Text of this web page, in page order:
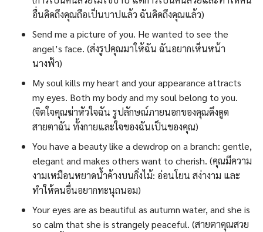
อื่นคิดถึงคุณถือเป็นบาปแล้ว ฉันคิดถึงคุณแล้ว)
Send me a picture of you. He wanted to see the
angel’s face. (ส่งรูปคุณมาให้ฉัน ฉันอยากเห็นหน้า
นางฟ้า)
My soul kills my heart and your appearance attracts
my eyes. Both my body and my soul belong to you.
(จิตใจคุณฆ่าหัวใจฉัน รูปลักษณ์ภายนอกของคุณดึงดูด
สายตาฉัน ทั้งกายและใจของฉันเป็นของคุณ)
You have a beauty like a dewdrop on a branch: gentle,
elegant and makes others want to cherish. (คุณมีความ
งามเหมือนหยาดน้ำค้างบนกิ่งไม้: อ่อนโยน สง่างาม และ
ทำให้คนอื่นอยากทะนุถนอม)
Your eyes are as beautiful as autumn water, and she is
so calm that she is strangely peaceful. (สายตาคุณสวย